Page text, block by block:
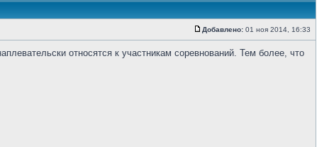
Добавлено: 01 ноя 2014, 16:33
относятся к участникам соревнований. Тем более, что